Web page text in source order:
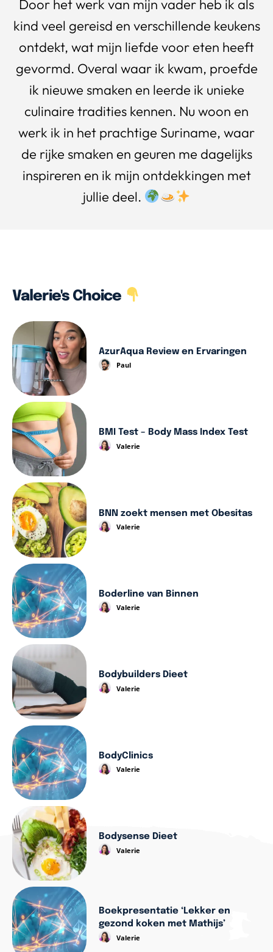
Door het werk van mijn vader heb ik als
kind veel gereisd en verschillende keukens
ontdekt, wat mijn liefde voor eten heeft
gevormd. Overal waar ik kwam, proefde
ik nieuwe smaken en leerde ik unieke
culinaire tradities kennen. Nu woon en
werk ik in het prachtige Suriname, waar
de rijke smaken en geuren me dagelijks
inspireren en ik mijn ontdekkingen met
jullie deel.
Valerie's Choice
AzurAqua Review en Ervaringen
Paul
BMI Test – Body Mass Index Test
Valerie
BNN zoekt mensen met Obesitas
Valerie
Boderline van Binnen
Valerie
Bodybuilders Dieet
Valerie
BodyClinics
Valerie
Bodysense Dieet
Valerie
Boekpresentatie ‘Lekker en
gezond koken met Mathijs’
Valerie